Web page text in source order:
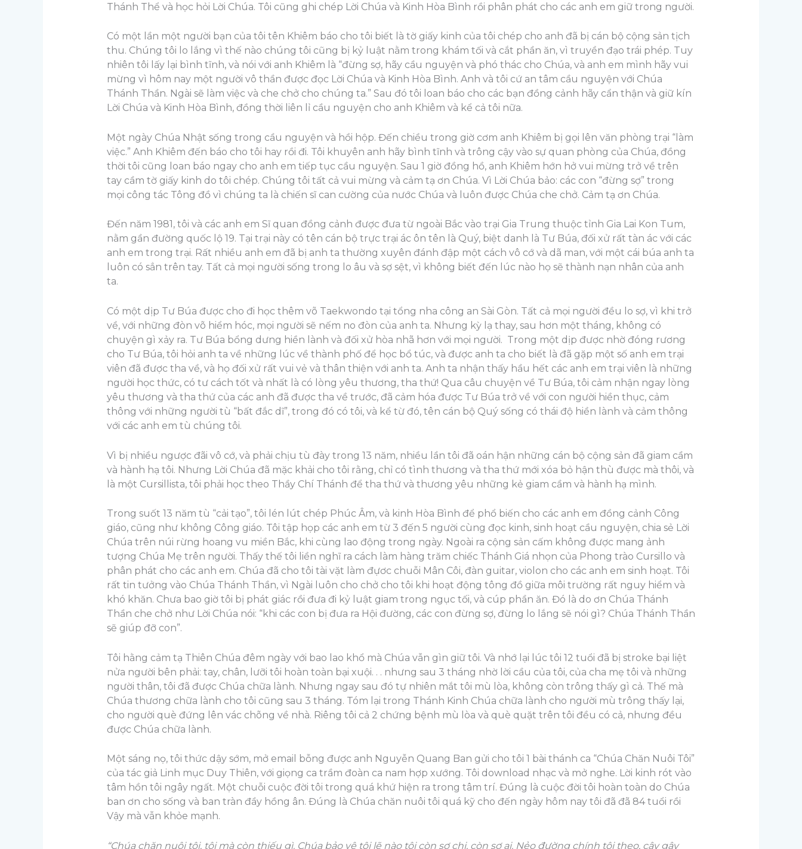
Thánh Thể và học hỏi Lời Chúa. Tôi cũng ghi chép Lời Chúa và Kinh Hòa Bình rồi phân phát cho các anh em giữ trong người.
Có một lần một người bạn của tôi tên Khiêm báo cho tôi biết là tờ giấy kinh của tôi chép cho anh đã bị cán bộ cộng sản tịch
thu. Chúng tôi lo lắng vì thế nào chúng tôi cũng bị kỷ luật nằm trong khám tối và cắt phần ăn, vì truyền đạo trái phép. Tuy
nhiên tôi lấy lại bình tĩnh, và nói với anh Khiêm là “đừng sợ, hãy cầu nguyện và phó thác cho Chúa, và anh em mình hãy vui
mừng vì hôm nay một người vô thần được đọc Lời Chúa và Kinh Hòa Bình. Anh và tôi cứ an tâm cầu nguyện với Chúa
Thánh Thần. Ngài sẽ làm việc và che chở cho chúng ta.” Sau đó tôi loan báo cho các bạn đồng cảnh hãy cẩn thận và giữ kín
Lời Chúa và Kinh Hòa Bình, đồng thời liên lỉ cầu nguyện cho anh Khiêm và kể cả tôi nữa.
Một ngày Chúa Nhật sống trong cầu nguyện và hồi hộp. Đến chiều trong giờ cơm anh Khiêm bị gọi lên văn phòng trại “làm
việc.” Anh Khiêm đến báo cho tôi hay rồi đi. Tôi khuyên anh hãy bình tĩnh và trông cậy vào sự quan phòng của Chúa, đồng
thời tôi cũng loan báo ngay cho anh em tiếp tục cầu nguyện. Sau 1 giờ đồng hồ, anh Khiêm hớn hở vui mừng trở về trên
tay cầm tờ giấy kinh do tôi chép. Chúng tôi tất cả vui mừng và cảm tạ ơn Chúa. Vì Lời Chúa bảo: các con “đừng sợ” trong
mọi công tác Tông đồ vì chúng ta là chiến sĩ can cường của nước Chúa và luôn được Chúa che chở. Cảm tạ ơn Chúa.
Đến năm 1981, tôi và các anh em Sĩ quan đồng cảnh được đưa từ ngoài Bắc vào trại Gia Trung thuộc tỉnh Gia Lai Kon Tum,
nằm gần đường quốc lộ 19. Tại trại này có tên cán bộ trực trại ác ôn tên là Quý, biệt danh là Tư Búa, đối xử rất tàn ác với các
anh em trong trại. Rất nhiều anh em đã bị anh ta thường xuyên đánh đập một cách vô cớ và dã man, với một cái búa anh ta
luôn có sẳn trên tay. Tất cả mọi người sống trong lo âu và sợ sệt, vì không biết đến lúc nào họ sẽ thành nạn nhân của anh
ta.
Có một dịp Tư Búa được cho đi học thêm võ Taekwondo tại tổng nha công an Sài Gòn. Tất cả mọi người đều lo sợ, vì khi trở
về, với những đòn võ hiểm hóc, mọi người sẽ nếm no đòn của anh ta. Nhưng kỳ lạ thay, sau hơn một tháng, không có
chuyện gì xảy ra. Tư Búa bổng dưng hiền lành và đối xử hòa nhã hơn với mọi người. Trong một dịp được nhờ đóng rương
cho Tư Búa, tôi hỏi anh ta về những lúc về thành phố để học bổ túc, và được anh ta cho biết là đã gặp một số anh em trại
viên đã được tha về, và họ đối xử rất vui vẻ và thân thiện với anh ta. Anh ta nhận thấy hầu hết các anh em trại viên là những
người học thức, có tư cách tốt và nhất là có lòng yêu thương, tha thứ! Qua câu chuyện về Tư Búa, tôi cảm nhận ngay lòng
yêu thương và tha thứ của các anh đã được tha về trước, đã cảm hóa được Tư Búa trở về với con người hiền thục, cảm
thông với những người tù “bất đắc dĩ”, trong đó có tôi, và kể từ đó, tên cán bộ Quý sống có thái độ hiền lành và cảm thông
với các anh em tù chúng tôi.
Vì bị nhiều ngược đãi vô cớ, và phải chịu tù đày trong 13 năm, nhiều lần tôi đã oán hận những cán bộ cộng sản đã giam cầm
và hành hạ tôi. Nhưng Lời Chúa đã mặc khải cho tôi rằng, chỉ có tình thương và tha thứ mới xóa bỏ hận thù được mà thôi, và
là một Cursillista, tôi phải học theo Thầy Chí Thánh để tha thứ và thương yêu những kẻ giam cầm và hành hạ mình.
Trong suốt 13 năm tù “cải tạo”, tôi lén lút chép Phúc Âm, và kinh Hòa Bình để phổ biến cho các anh em đồng cảnh Công
giáo, cũng như không Công giáo. Tôi tập họp các anh em từ 3 đến 5 người cùng đọc kinh, sinh hoạt cầu nguyện, chia sẻ Lời
Chúa trên núi rừng hoang vu miền Bắc, khi cùng lao động trong ngày. Ngoài ra cộng sản cấm không được mang ảnh
tượng Chúa Mẹ trên người. Thấy thế tôi liền nghĩ ra cách làm hàng trăm chiếc Thánh Giá nhọn của Phong trào Cursillo và
phân phát cho các anh em. Chúa đã cho tôi tài vặt làm đựơc chuỗi Mân Côi, đàn guitar, violon cho các anh em sinh hoạt. Tôi
rất tin tưởng vào Chúa Thánh Thần, vì Ngài luôn cho chở cho tôi khi hoạt động tông đồ giữa môi trường rất nguy hiểm và
khó khăn. Chưa bao giờ tôi bị phát giác rồi đưa đi kỷ luật giam trong ngục tối, và cúp phần ăn. Đó là do ơn Chúa Thánh
Thần che chở như Lời Chúa nói: “khi các con bị đưa ra Hội đường, các con đừng sợ, đừng lo lắng sẽ nói gì? Chúa Thánh Thần
sẽ giúp đỡ con”.
Tôi hằng cảm tạ Thiên Chúa đêm ngày với bao lao khổ mà Chúa vẫn gìn giữ tôi. Và nhớ lại lúc tôi 12 tuổi đã bị stroke bại liệt
nửa người bên phải: tay, chân, lưỡi tôi hoàn toàn bại xuội. . . nhưng sau 3 tháng nhờ lời cầu của tôi, của cha mẹ tôi và những
người thân, tôi đã được Chúa chữa lành. Nhưng ngay sau đó tự nhiên mắt tôi mù lòa, không còn trông thấy gì cả. Thế mà
Chúa thương chữa lành cho tôi cũng sau 3 tháng. Tóm lại trong Thánh Kinh Chúa chữa lành cho người mù trông thấy lại,
cho người què đứng lên vác chõng về nhà. Riêng tôi cả 2 chứng bệnh mù lòa và què quặt trên tôi đều có cả, nhưng đều
được Chúa chữa lành.
Một sáng nọ, tôi thức dậy sớm, mở email bỗng được anh Nguyễn Quang Ban gửi cho tôi 1 bài thánh ca “Chúa Chăn Nuôi Tôi”
của tác giả Linh mục Duy Thiên, với giọng ca trầm đoàn ca nam hợp xướng. Tôi download nhạc và mở nghe. Lời kinh rót vào
tâm hồn tôi ngây ngất. Một chuỗi cuộc đời tôi trong quá khứ hiện ra trong tâm trí. Đúng là cuộc đời tôi hoàn toàn do Chúa
ban ơn cho sống và ban tràn đầy hồng ân. Đúng là Chúa chăn nuôi tôi quá kỹ cho đến ngày hôm nay tôi đã đã 84 tuổi rồi
Vậy mà vẫn khỏe mạnh.
“Chúa chăn nuôi tôi, tôi mà còn thiếu gì. Chúa bảo vệ tôi lẽ nào tôi còn sợ chi, còn sợ ai. Nẻo đường chính tôi theo, cây gậy